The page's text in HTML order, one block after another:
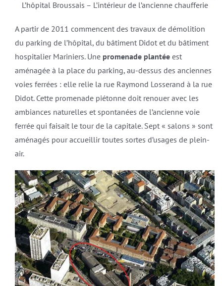
L’hôpital Broussais – L’intérieur de l’ancienne chaufferie
A partir de 2011 commencent des travaux de démolition
du parking de l’hôpital, du bâtiment Didot et du bâtiment
hospitalier Mariniers. Une promenade plantéeest
aménagée à la place du parking, au-dessus des anciennes
voies ferrées : elle relie la rue Raymond Losserand à la rue
Didot. Cette promenade piétonne doit renouer avec les
ambiances naturelles et spontanées de l’ancienne voie
ferrée qui faisait le tour de la capitale. Sept « salons » sont
aménagés pour accueillir toutes sortes d’usages de plein-
air.